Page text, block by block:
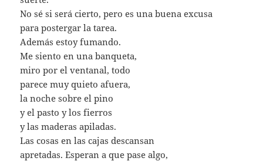
No sé si será cierto, pero es una buena excusa
para postergar la tarea.
Además estoy fumando.
Me siento en una banqueta,
miro por el ventanal, todo
parece muy quieto afuera,
la noche sobre el pino
y el pasto y los fierros
y las maderas apiladas.
Las cosas en las cajas descansan
apretadas. Esperan a que pase algo,